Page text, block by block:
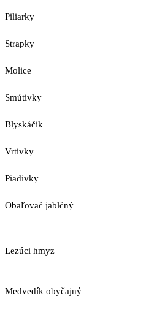
Piliarky
Strapky
Molice
Smútivky
Blyskáčik
Vrtivky
Piadivky
Obaľovač jablčný
Lezúci hmyz
Medvedík obyčajný